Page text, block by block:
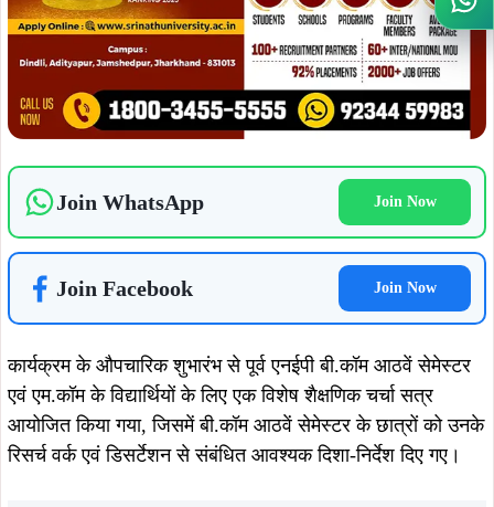
Join WhatsApp Join Now
Join Facebook Join Now
कार्यक्रम के औपचारिक शुभारंभ से पूर्व एनईपी बी.कॉम आठवें सेमेस्टर
एवं एम.कॉम के विद्यार्थियों के लिए एक विशेष शैक्षणिक चर्चा सत्र
आयोजित किया गया, जिसमें बी.कॉम आठवें सेमेस्टर के छात्रों को उनके
रिसर्च वर्क एवं डिसर्टेशन से संबंधित आवश्यक दिशा-निर्देश दिए गए।